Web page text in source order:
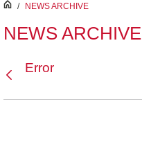
inici
/ NEWS ARCHIVE
NEWS ARCHIVE
Error